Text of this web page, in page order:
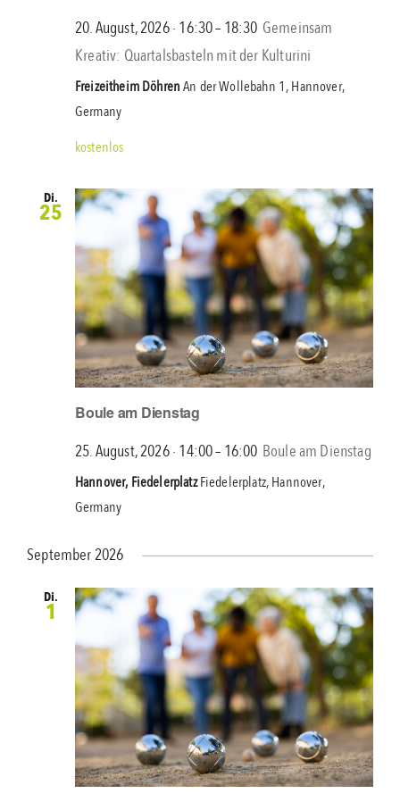
20. August, 2026 ∙ 16:30– 18:30 Gemeinsam
Kreativ: Quartalsbasteln mit der Kulturini
Freizeitheim DöhrenAn der Wollebahn 1, Hannover,
Germany
kostenlos
Di.
25
Boule am Dienstag
25. August, 2026 ∙ 14:00– 16:00 Boule am Dienstag
Hannover, FiedelerplatzFiedelerplatz, Hannover,
Germany
September 2026
Di.
1